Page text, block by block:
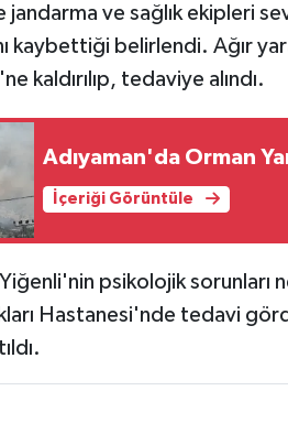
jandarma ve sağlık ekipleri
kaybettiği belirlendi. Ağır
kaldırılıp, tedaviye alındı.
Adıyaman'da Orman
İçeriği Görüntüle
psikolojik sorunları
Hastanesi'nde tedavi